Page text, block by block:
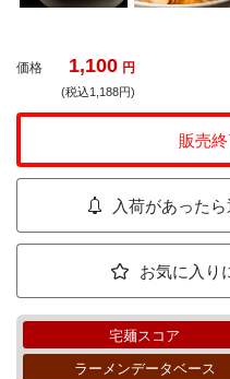
価格 1,100 円
(税込1,188円)
販売
入荷があったら
お気に入り
宅麺スコア
ラーメンデータベース